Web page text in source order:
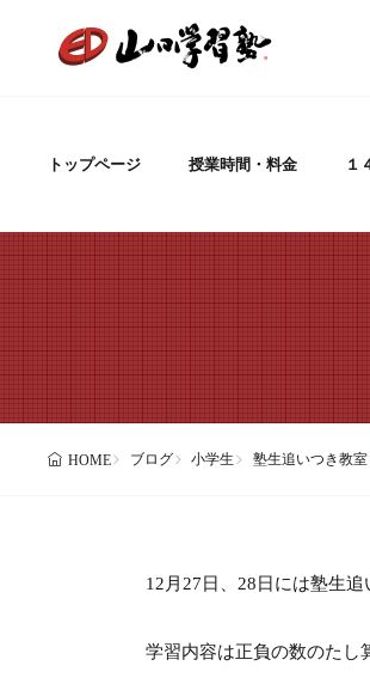
トップページ 授業時間・料金 １
HOME ブログ 小学生 塾生追いつき教室
12月27日、28日には塾生追
学習内容は正負の数のたし